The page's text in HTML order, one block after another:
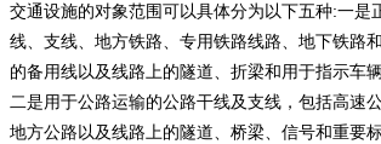
交通设施的对象范围可以具体分为以下五种:一是
线、支线、地方铁路、专用铁路线路、地下铁路
的备用线以及线路上的隧道、折梁和用于指示车
二是用于公路运输的公路干线及支线，包括高速
地方公路以及线路上的隧道、桥梁、信号和重要